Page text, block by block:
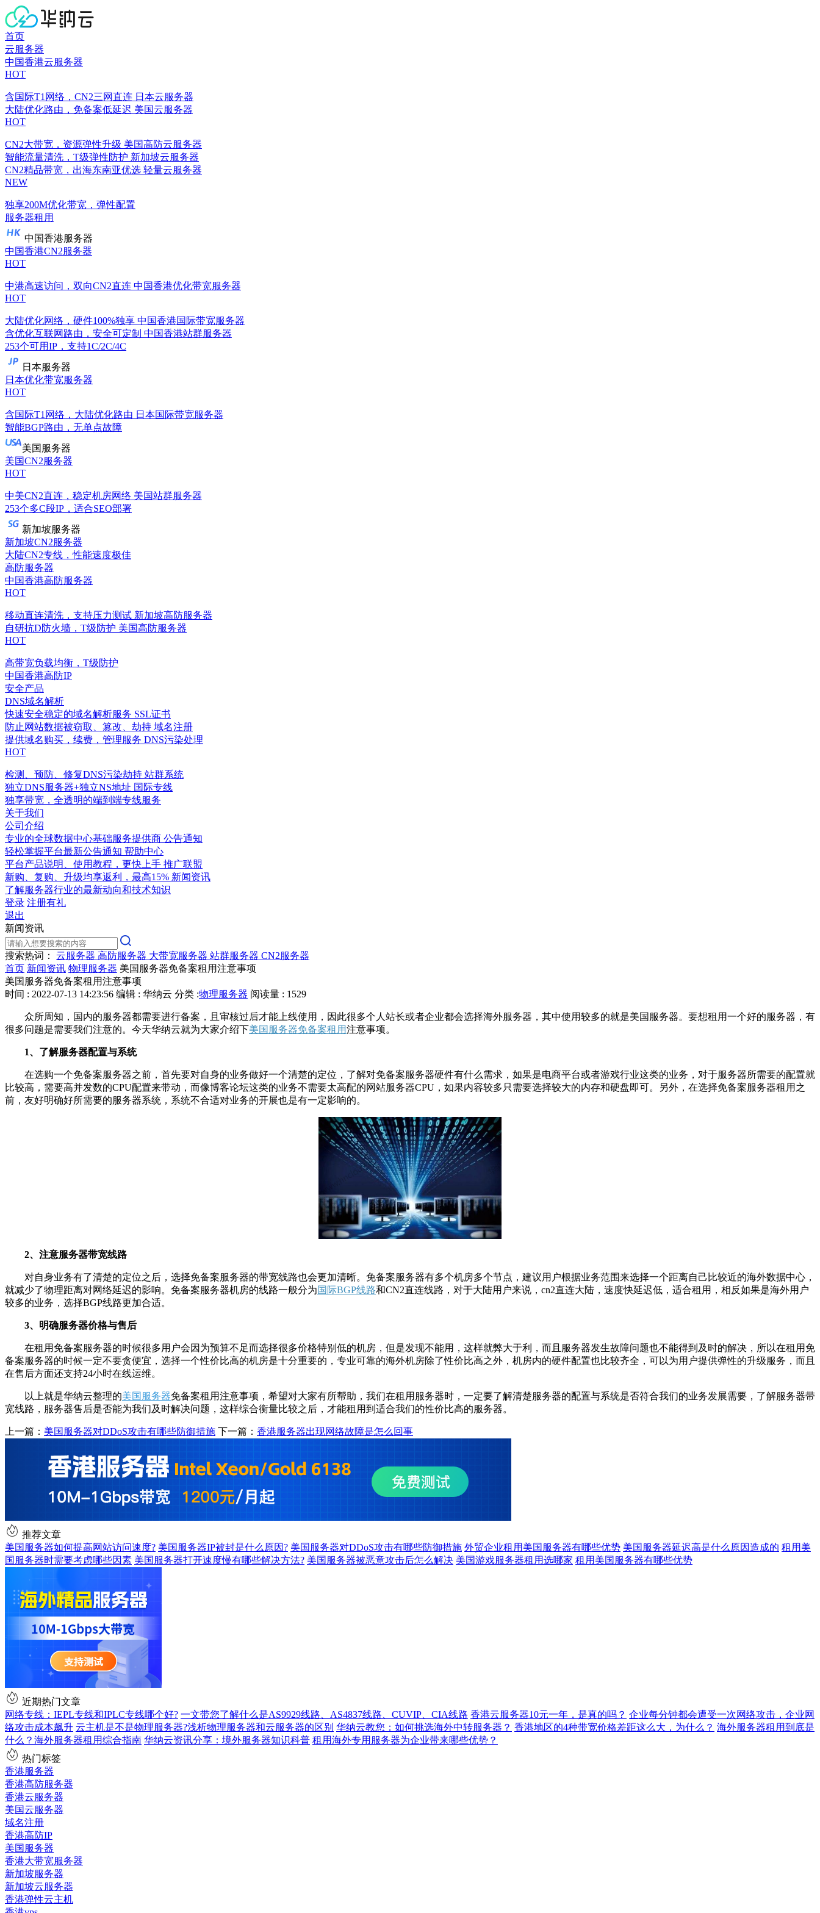
首页
云服务器
中国香港云服务器
HOT
含国际T1网络，CN2三网直连 日本云服务器
大陆优化路由，免备案低延迟 美国云服务器
HOT
CN2大带宽，资源弹性升级 美国高防云服务器
智能流量清洗，T级弹性防护 新加坡云服务器
CN2精品带宽，出海东南亚优选 轻量云服务器
NEW
独享200M优化带宽，弹性配置
服务器租用
中国香港服务器
中国香港CN2服务器
HOT
中港高速访问，双向CN2直连 中国香港优化带宽服务器
HOT
大陆优化网络，硬件100%独享 中国香港国际带宽服务器
含优化互联网路由，安全可定制 中国香港站群服务器
253个可用IP，支持1C/2C/4C
日本服务器
日本优化带宽服务器
HOT
含国际T1网络，大陆优化路由 日本国际带宽服务器
智能BGP路由，无单点故障
美国服务器
美国CN2服务器
HOT
中美CN2直连，稳定机房网络 美国站群服务器
253个多C段IP，适合SEO部署
新加坡服务器
新加坡CN2服务器
大陆CN2专线，性能速度极佳
高防服务器
中国香港高防服务器
HOT
移动直连清洗，支持压力测试 新加坡高防服务器
自研抗D防火墙，T级防护 美国高防服务器
HOT
高带宽负载均衡，T级防护
中国香港高防IP
安全产品
DNS域名解析
快速安全稳定的域名解析服务 SSL证书
防止网站数据被窃取、篡改、劫持 域名注册
提供域名购买，续费，管理服务 DNS污染处理
HOT
检测、预防、修复DNS污染劫持 站群系统
独立DNS服务器+独立NS地址 国际专线
独享带宽，全透明的端到端专线服务
关于我们
公司介绍
专业的全球数据中心基础服务提供商 公告通知
轻松掌握平台最新公告通知 帮助中心
平台产品说明、使用教程，更快上手 推广联盟
新购、复购、升级均享返利，最高15% 新闻资讯
了解服务器行业的最新动向和技术知识
登录 注册有礼
退出
新闻资讯
搜索热词： 云服务器 高防服务器 大带宽服务器 站群服务器 CN2服务器
首页 新闻资讯 物理服务器 美国服务器免备案租用注意事项
美国服务器免备案租用注意事项
时间 : 2022-07-13 14:23:56 编辑 : 华纳云 分类 :物理服务器 阅读量 : 1529
众所周知，国内的服务器都需要进行备案，且审核过后才能上线使用，因此很多个人站长或者企业都会选择海外服务器，其中使用较多的就是美国服务器。要想租用一个好的服务器，有
很多问题是需要我们注意的。今天华纳云就为大家介绍下美国服务器免备案租用注意事项。
1、了解服务器配置与系统
在选购一个免备案服务器之前，首先要对自身的业务做好一个清楚的定位，了解对免备案服务器硬件有什么需求，如果是电商平台或者游戏行业这类的业务，对于服务器所需要的配置就
比较高，需要高并发数的CPU配置来带动，而像博客论坛这类的业务不需要太高配的网站服务器CPU，如果内容较多只需要选择较大的内存和硬盘即可。另外，在选择免备案服务器租用之
前，友好明确好所需要的服务器系统，系统不合适对业务的开展也是有一定影响的。
2、注意服务器带宽线路
对自身业务有了清楚的定位之后，选择免备案服务器的带宽线路也会更加清晰。免备案服务器有多个机房多个节点，建议用户根据业务范围来选择一个距离自己比较近的海外数据中心，
就减少了物理距离对网络延迟的影响。免备案服务器机房的线路一般分为国际BGP线路和CN2直连线路，对于大陆用户来说，cn2直连大陆，速度快延迟低，适合租用，相反如果是海外用户
较多的业务，选择BGP线路更加合适。
3、明确服务器价格与售后
在租用免备案服务器的时候很多用户会因为预算不足而选择很多价格特别低的机房，但是发现不能用，这样就弊大于利，而且服务器发生故障问题也不能得到及时的解决，所以在租用免
备案服务器的时候一定不要贪便宜，选择一个性价比高的机房是十分重要的，专业可靠的海外机房除了性价比高之外，机房内的硬件配置也比较齐全，可以为用户提供弹性的升级服务，而且
在售后方面还支持24小时在线运维。
以上就是华纳云整理的美国服务器免备案租用注意事项，希望对大家有所帮助，我们在租用服务器时，一定要了解清楚服务器的配置与系统是否符合我们的业务发展需要，了解服务器带
宽线路，服务器售后是否能为我们及时解决问题，这样综合衡量比较之后，才能租用到适合我们的性价比高的服务器。
上一篇： 美国服务器对DDoS攻击有哪些防御措施 下一篇： 香港服务器出现网络故障是怎么回事
推荐文章
美国服务器如何提高网站访问速度? 美国服务器IP被封是什么原因? 美国服务器对DDoS攻击有哪些防御措施 外贸企业租用美国服务器有哪些优势 美国服务器延迟高是什么原因造成的 租用美
国服务器时需要考虑哪些因素 美国服务器打开速度慢有哪些解决方法? 美国服务器被恶意攻击后怎么解决 美国游戏服务器租用选哪家 租用美国服务器有哪些优势
近期热门文章
网络专线：IEPL专线和IPLC专线哪个好? 一文带您了解什么是AS9929线路、AS4837线路、CUVIP、CIA线路 香港云服务器10元一年，是真的吗？ 企业每分钟都会遭受一次网络攻击，企业网
络攻击成本飙升 云主机是不是物理服务器?浅析物理服务器和云服务器的区别 华纳云教您：如何挑选海外中转服务器？ 香港地区的4种带宽价格差距这么大，为什么？ 海外服务器租用到底是
什么？海外服务器租用综合指南 华纳云资讯分享：境外服务器知识科普 租用海外专用服务器为企业带来哪些优势？
热门标签
香港服务器
香港高防服务器
香港云服务器
美国云服务器
域名注册
香港高防IP
美国服务器
香港大带宽服务器
新加坡服务器
新加坡云服务器
香港弹性云主机